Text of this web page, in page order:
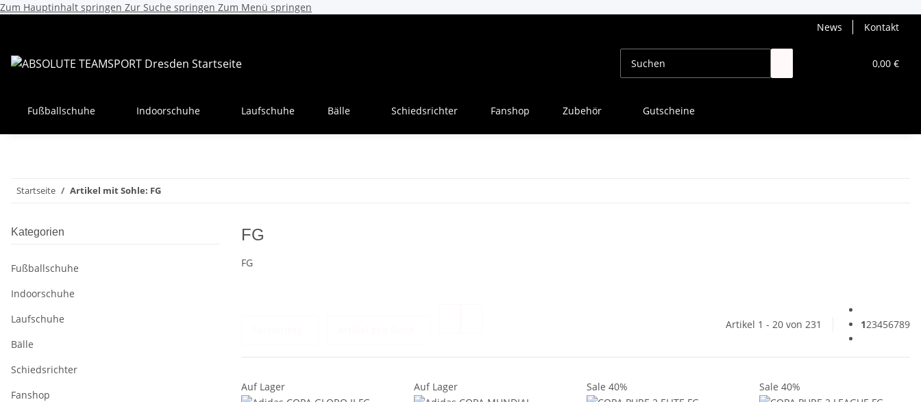
Zum Hauptinhalt springen Zur Suche springen Zum Menü springen
News
Kontakt
0,00 €
Fußballschuhe Indoorschuhe Laufschuhe Bälle Schiedsrichter Fanshop Zubehör Gutscheine
Startseite Artikel mit Sohle: FG
FG
FG
Artikel 1 - 20 von 231 123456789
Auf Lager Auf Lager Sale 40% Sale 40%
Kategorien
Fußballschuhe
Indoorschuhe
Laufschuhe
Bälle
Schiedsrichter
Fanshop